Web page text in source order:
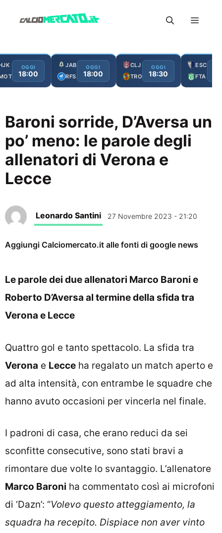
Menu
OGGI
18:00
JAB
RFS
OGGI
18:00
CLJ
TRO
OGGI
18:30
ESC
FTA
Baroni sorride, D’Aversa un
po’ meno: le parole degli
allenatori di Verona e
Lecce
Leonardo Santini 27 Novembre 2023 - 21:20
Aggiungi Calciomercato.it alle fonti di google news
Le parole dei due allenatori Marco Baroni e
Roberto D’Aversa al termine della sfida tra
Verona e Lecce
Quattro gol e tanto spettacolo. La sfida tra
Verona e Lecce ha regalato un match aperto e
ad alta intensità, con entrambe le squadre che
hanno avuto occasioni per vincerla nel finale.
I padroni di casa, che erano reduci da sei
sconfitte consecutive, sono stati bravi a
rimontare due volte lo svantaggio. L’allenatore
Marco Baroni ha commentato così ai microfoni
di ‘Dazn’: “Volevo questo atteggiamento, la
squadra ha recepito. Dispiace non aver vinto